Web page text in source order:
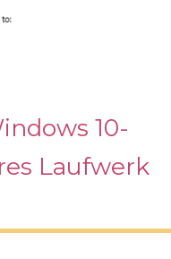
10-
Laufwerk